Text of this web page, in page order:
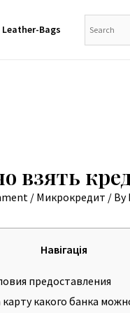
Leather-Bags
взять
/ Микрокредит / By
Навігація
предоставления
карту какого банка